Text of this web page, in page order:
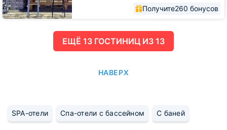
Получите260 бонусов
ЕЩË 13 ГОСТИНИЦ ИЗ 13
НАВЕРХ
SPA-отели Спа-отели с бассейном С баней